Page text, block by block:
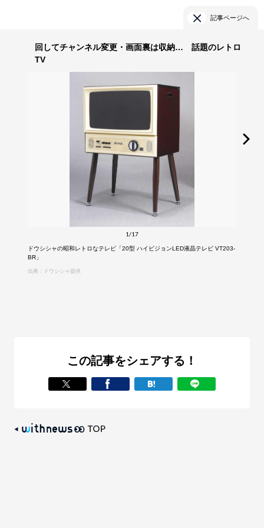
記事ページへ
回してチャンネル変更・画面裏は収納… 話題のレトロ
TV
1/17
ドウシシャの昭和レトロなテレビ「20型 ハイビジョンLED液晶テレビ VT203-
BR」
出典：ドウシシャ提供
この記事をシェアする！